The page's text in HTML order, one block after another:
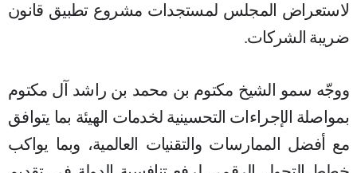
لاستعراض المجلس لمستجدات مشروع تطبيق قانون
ضريبة الشركات.
ووجّه سمو الشيخ مكتوم بن محمد بن راشد آل مكتوم
بمواصلة الإجراءات التحسينية لخدمات الهيئة بما يتوافق
مع أفضل الممارسات والتقنيات العالمية، وبما يواكب